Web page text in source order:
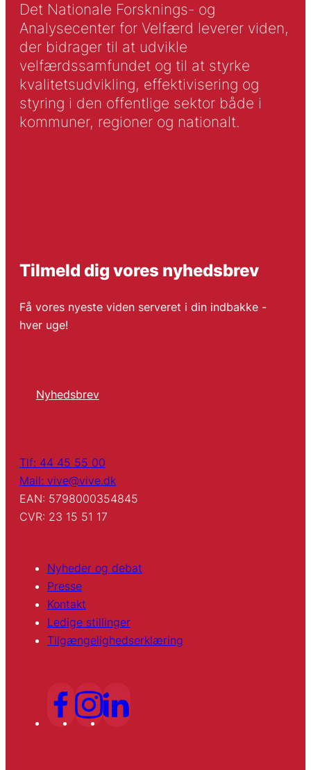
Det Nationale Forsknings- og
Analysecenter for Velfærd leverer viden,
der bidrager til at udvikle
velfærdssamfundet og til at styrke
kvalitetsudvikling, effektivisering og
styring i den offentlige sektor både i
kommuner, regioner og nationalt.
Tilmeld dig vores nyhedsbrev
Få vores nyeste viden serveret i din indbakke -
hver uge!
Nyhedsbrev
Tlf: 44 45 55 00
Mail: vive@vive.dk
EAN: 5798000354845
CVR: 23 15 51 17
Nyheder og debat
Presse
Kontakt
Ledige stillinger
Tilgængelighedserklæring